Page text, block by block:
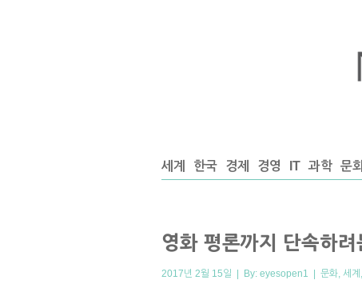
세계 한국 경제 경영 IT 과학 문
영화 평론까지 단속하
2017년 2월 15일 | By: eyesopen1 | 문화, 세계 ,